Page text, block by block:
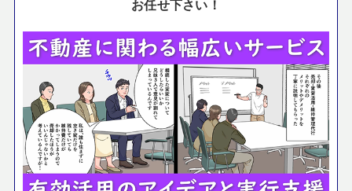
お任せ下さい！